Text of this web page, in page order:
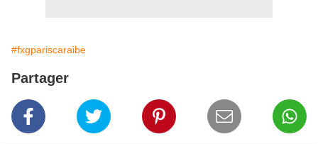
#fxgpariscaraibe
Partager